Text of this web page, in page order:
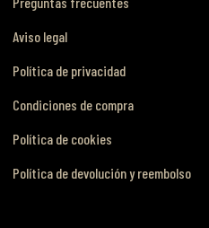
Aviso legal
Política de privacidad
Condiciones de compra
Política de cookies
Política de devolución y reembolso